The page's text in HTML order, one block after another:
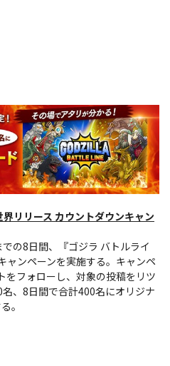
リリース カウントダウンキャン
の8日間、『ゴジラ バトルライ
ンペーンを実施する。キャンペ
フォローし、対象の投稿をリツ
、8日間で合計400名にオリジナ
。